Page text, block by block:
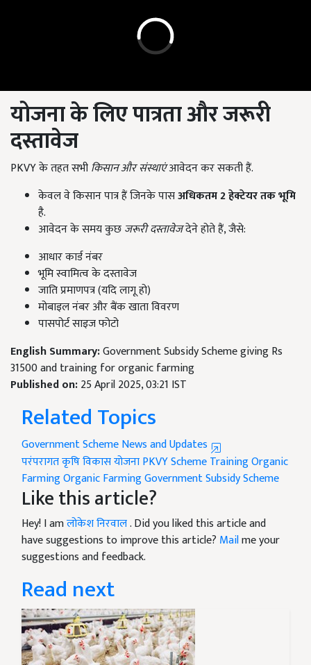
योजना के लिए पात्रता और जरूरी
दस्तावेज
PKVY के तहत सभीकिसान और संस्थाएंआवेदन कर सकती हैं.
केवल वे किसान पात्र हैं जिनके पासअधिकतम 2हेक्टेयर तक भूमि
है.
आवेदन के समय कुछजरूरी दस्तावेजदेने होते हैं, जैसे:
आधार कार्ड नंबर
भूमि स्वामित्व के दस्तावेज
जाति प्रमाणपत्र (यदि लागू हो)
मोबाइल नंबर और बैंक खाता विवरण
पासपोर्ट साइज फोटो
English Summary:Government Subsidy Scheme giving Rs
31500 and training for organic farming
Published on:25 April 2025, 03:21 IST
Related Topics
Government Scheme News and Updates
परंपरागत कृषि विकास योजनाPKVY SchemeTraining Organic
FarmingOrganic FarmingGovernment Subsidy Scheme
Like this article?
Hey! I amलोकेश निरवाल. Did you liked this article and
have suggestions to improve this article? Mailme your
suggestions and feedback.
Read next